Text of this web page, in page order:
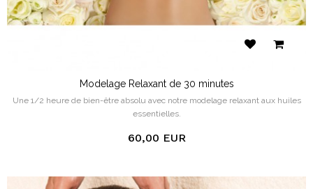
Modelage Relaxant de 30 minutes
Une 1/2 heure de bien-être absolu avec notre modelage relaxant aux huiles
essentielles.
60,00 EUR